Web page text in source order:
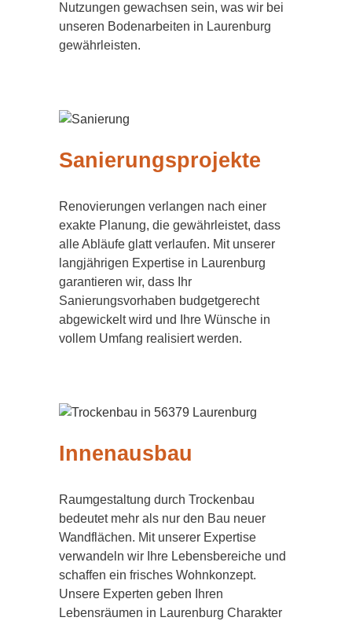
Nutzungen gewachsen sein, was wir bei
unseren Bodenarbeiten in Laurenburg
gewährleisten.
Sanierungsprojekte
Renovierungen verlangen nach einer
exakte Planung, die gewährleistet, dass
alle Abläufe glatt verlaufen. Mit unserer
langjährigen Expertise in Laurenburg
garantieren wir, dass Ihr
Sanierungsvorhaben budgetgerecht
abgewickelt wird und Ihre Wünsche in
vollem Umfang realisiert werden.
Innenausbau
Raumgestaltung durch Trockenbau
bedeutet mehr als nur den Bau neuer
Wandflächen. Mit unserer Expertise
verwandeln wir Ihre Lebensbereiche und
schaffen ein frisches Wohnkonzept.
Unsere Experten geben Ihren
Lebensräumen in Laurenburg Charakter